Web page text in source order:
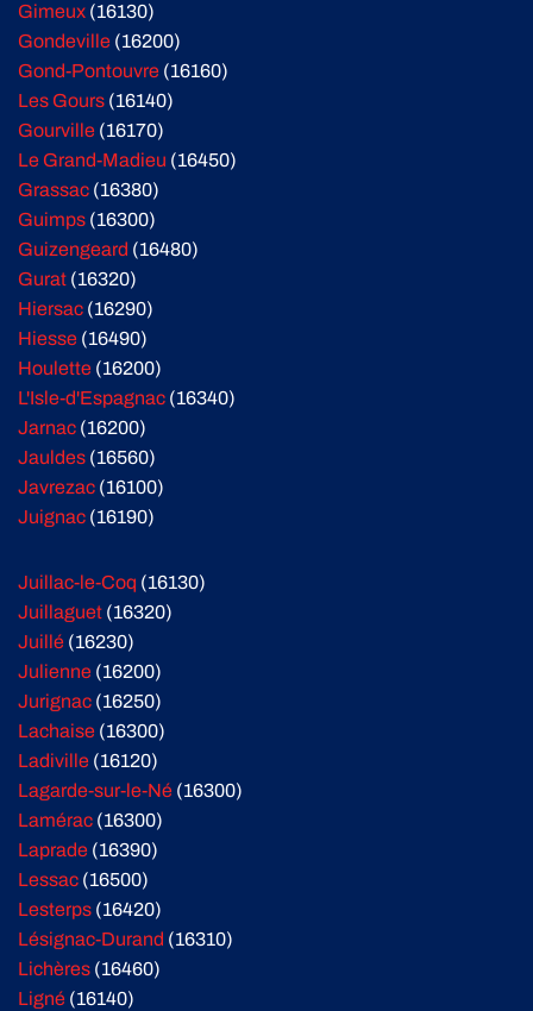
Gimeux (16130)
Gondeville (16200)
Gond-Pontouvre (16160)
Les Gours (16140)
Gourville (16170)
Le Grand-Madieu (16450)
Grassac (16380)
Guimps (16300)
Guizengeard (16480)
Gurat (16320)
Hiersac (16290)
Hiesse (16490)
Houlette (16200)
L'Isle-d'Espagnac (16340)
Jarnac (16200)
Jauldes (16560)
Javrezac (16100)
Juignac (16190)
Juillac-le-Coq (16130)
Juillaguet (16320)
Juillé (16230)
Julienne (16200)
Jurignac (16250)
Lachaise (16300)
Ladiville (16120)
Lagarde-sur-le-Né (16300)
Lamérac (16300)
Laprade (16390)
Lessac (16500)
Lesterps (16420)
Lésignac-Durand (16310)
Lichères (16460)
Ligné (16140)